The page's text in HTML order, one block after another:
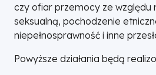
czy ofiar przemocy ze względu
seksualną, pochodzenie
niepełnosprawność i inne
Powyższe działania będą